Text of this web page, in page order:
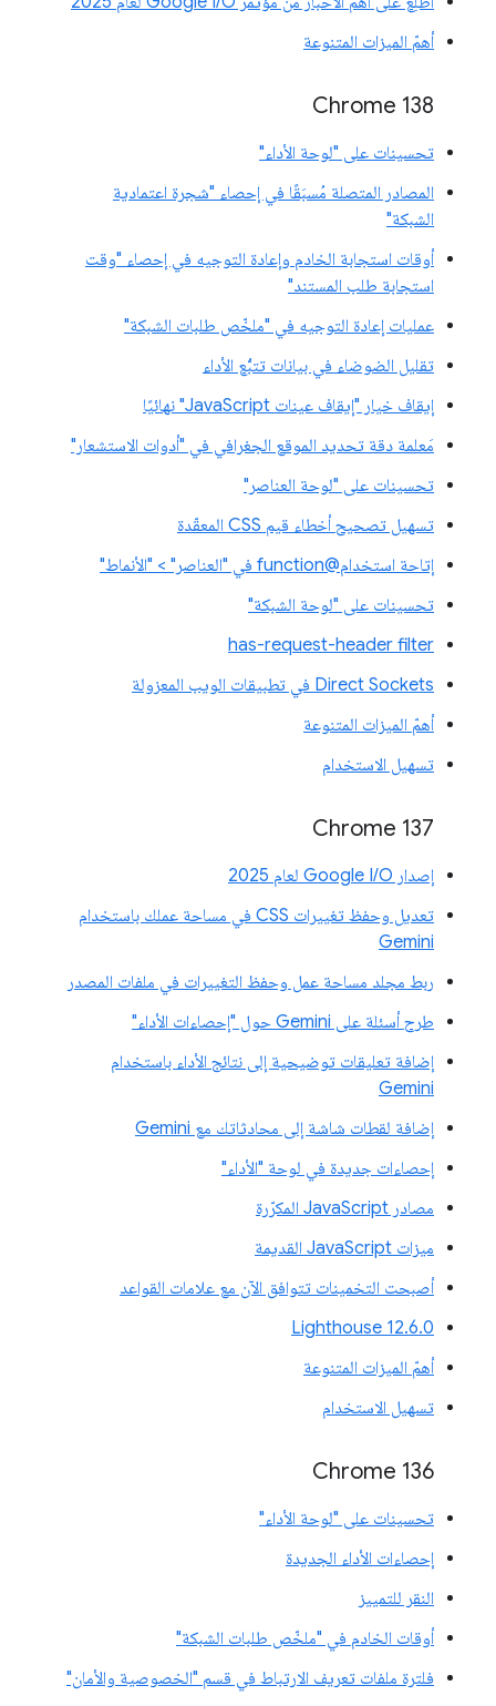
أهمّ الميزات المتنوعة
‫Chrome 138
تحسينات على "لوحة الأداء"
المصادر المتصلة مُسبَقًا في إحصاء "شجرة اعتمادية
الشبكة"
أوقات استجابة الخادم وإعادة التوجيه في إحصاء "وقت
استجابة طلب المستند"
عمليات إعادة التوجيه في "ملخّص طلبات الشبكة"
تقليل الضوضاء في بيانات تتبُّع الأداء
إيقاف خيار "إيقاف عينات JavaScript" نهائيًا
مَعلمة دقة تحديد الموقع الجغرافي في "أدوات الاستشعار"
تحسينات على "لوحة العناصر"
تسهيل تصحيح أخطاء قيم CSS المعقّدة
إتاحة استخدام@function في "العناصر" > "الأنماط"
تحسينات على "لوحة الشبكة"
has-request-header filter
Direct Sockets في تطبيقات الويب المعزولة
أهمّ الميزات المتنوعة
تسهيل الاستخدام
‫Chrome 137
إصدار Google I/O لعام 2025
تعديل وحفظ تغييرات CSS في مساحة عملك باستخدام
Gemini
ربط مجلد مساحة عمل وحفظ التغييرات في ملفات المصدر
طرح أسئلة على Gemini حول "إحصاءات الأداء"
إضافة تعليقات توضيحية إلى نتائج الأداء باستخدام
Gemini
إضافة لقطات شاشة إلى محادثاتك مع Gemini
إحصاءات جديدة في لوحة "الأداء"
مصادر JavaScript المكرّرة
ميزات JavaScript القديمة
أصبحت التخمينات تتوافق الآن مع علامات القواعد
‫Lighthouse 12.6.0
أهمّ الميزات المتنوعة
تسهيل الاستخدام
Chrome 136
تحسينات على "لوحة الأداء"
إحصاءات الأداء الجديدة
النقر للتمييز
أوقات الخادم في "ملخّص طلبات الشبكة"
فلترة ملفات تعريف الارتباط في قسم "الخصوصية والأمان"